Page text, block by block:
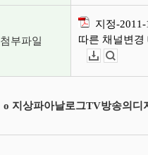
첨부파일
지정-
따른 채널변
o 지상파아날로그TV방송의디